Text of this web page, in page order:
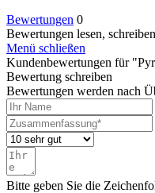
Bewertungen 0
Bewertungen lesen,
Menü schließen
Kundenbewertungen für
Bewertung schreiben
Bewertungen werden nach
Bitte geben Sie die